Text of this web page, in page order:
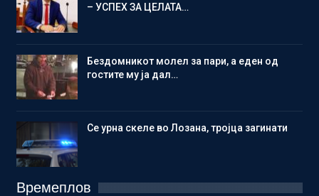
– УСПЕХ ЗА ЦЕЛАТА…
Бездомникот молел за пари, а еден од
гостите му ја дал…
Се урна скеле во Лозана, тројца загинати
Времеплов